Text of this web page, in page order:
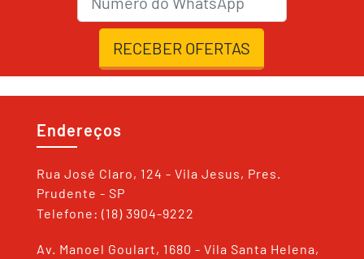
RECEBER OFERTAS
Endereços
Rua José Claro, 124 - Vila Jesus, Pres.
Prudente - SP
Telefone: (18) 3904-9222
Av. Manoel Goulart, 1680 - Vila Santa Helena,